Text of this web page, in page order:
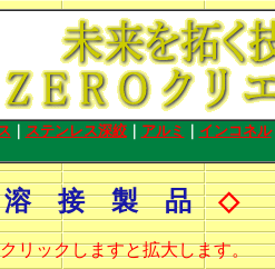
ステンレス深絞｜ アルミ インコネル
溶 接 製 品 ◇
リックしますと拡大します。